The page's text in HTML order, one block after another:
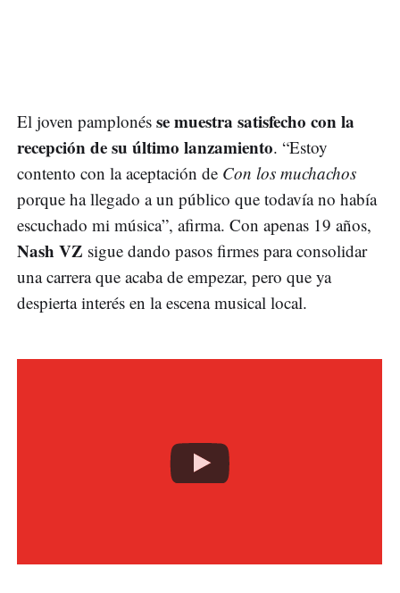
El joven pamplonés se muestra satisfecho con la
recepción de su último lanzamiento. “Estoy
contento con la aceptación de Con los muchachos
porque ha llegado a un público que todavía no había
escuchado mi música”, afirma. Con apenas 19 años,
Nash VZ sigue dando pasos firmes para consolidar
una carrera que acaba de empezar, pero que ya
despierta interés en la escena musical local.